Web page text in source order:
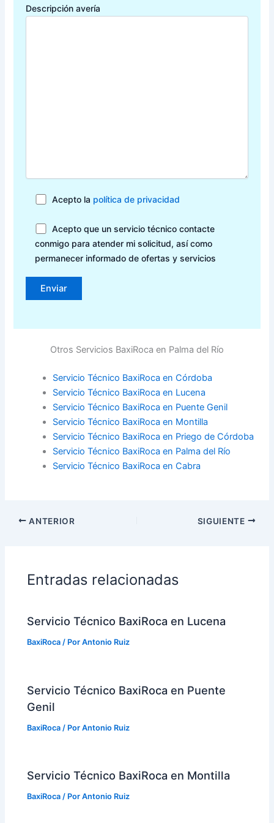
Descripción avería
Acepto la política de privacidad
Acepto que un servicio técnico contacte
conmigo para atender mi solicitud, así como
permanecer informado de ofertas y servicios
Otros Servicios BaxiRoca en Palma del Río
Servicio Técnico BaxiRoca en Córdoba
Servicio Técnico BaxiRoca en Lucena
Servicio Técnico BaxiRoca en Puente Genil
Servicio Técnico BaxiRoca en Montilla
Servicio Técnico BaxiRoca en Priego de Córdoba
Servicio Técnico BaxiRoca en Palma del Río
Servicio Técnico BaxiRoca en Cabra
ANTERIOR SIGUIENTE
Entradas relacionadas
Servicio Técnico BaxiRoca en Lucena
BaxiRoca / PorAntonio Ruiz
Servicio Técnico BaxiRoca en Puente
Genil
BaxiRoca / PorAntonio Ruiz
Servicio Técnico BaxiRoca en Montilla
BaxiRoca / PorAntonio Ruiz